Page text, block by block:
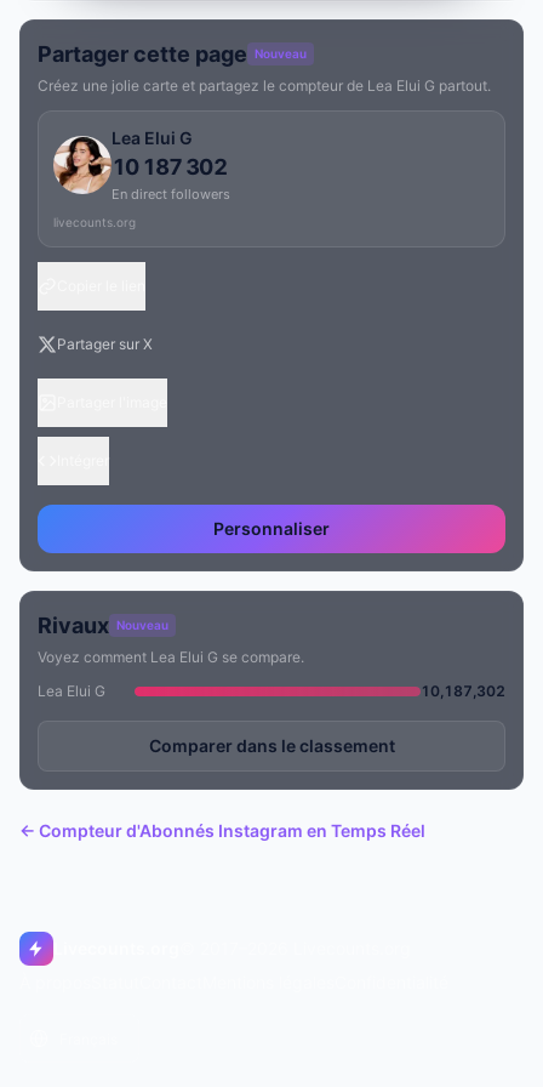
Partager cette page Nouveau
Créez une jolie carte et partagez le compteur de Lea Elui G partout.
Lea Elui G
10 187 302
En direct followers
livecounts.org
Partager sur X
Personnaliser
Rivaux Nouveau
Voyez comment Lea Elui G se compare.
Lea Elui G
10,187,302
Comparer dans le classement
← Compteur d'Abonnés Instagram en Temps Réel